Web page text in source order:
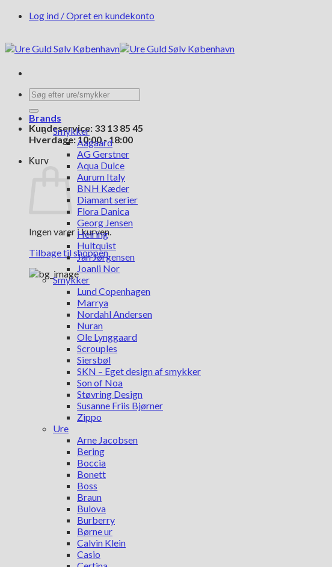
FortsætLog ind / Opret en kundekonto
Søg
efter:
Kundeservice: 33 13 85 45
Hverdage: 10:00 - 18:00
Kurv
Ingen varer i kurven.
Tilbage til shoppen
Brands
Smykker
Aagaard
AG Gerstner
Aqua Dulce
Aurum Italy
BNH Kæder
Diamant serier
Flora Danica
Georg Jensen
Heiring
Hultquist
Jan Jørgensen
Joanli Nor
Smykker
Lund Copenhagen
Marrya
Nordahl Andersen
Nuran
Ole Lynggaard
Scrouples
Siersbøl
SKN – Eget design af smykker
Son of Noa
Støvring Design
Susanne Friis Bjørner
Zippo
Ure
Arne Jacobsen
Bering
Boccia
Bonett
Boss
Braun
Bulova
Burberry
Børne ur
Calvin Klein
Casio